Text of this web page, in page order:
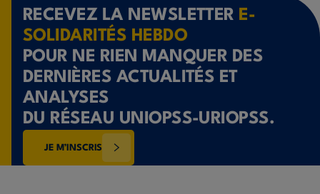
RECEVEZ LA NEWSLETTER E-
SOLIDARITÉS HEBDO
POUR NE RIEN MANQUER DES
DERNIÈRES ACTUALITÉS ET
ANALYSES
DU RÉSEAU UNIOPSS-URIOPSS.
JE M’INSCRIS